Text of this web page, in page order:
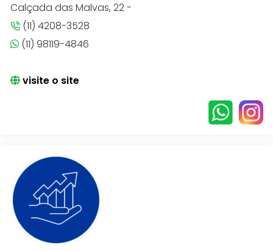
Calçada das Malvas, 22 -
(11) 4208-3528
(11) 98119-4846
visite o site